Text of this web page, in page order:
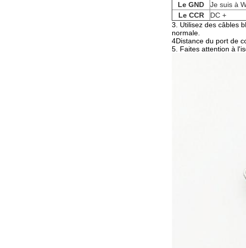
Le GND
Je suis à
Le CCR
DC +
3. Utilisez des câbles
normale.
4Distance du port de
5. Faites attention à